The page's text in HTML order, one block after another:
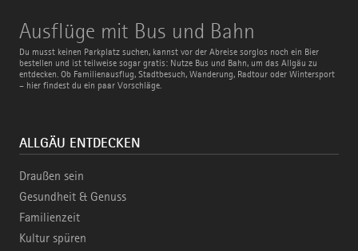
Ausflüge mit Bus und Bahn
Du musst keinen Parkplatz suchen, kannst vor der Abreise sorglos noch ein Bier
bestellen und ist teilweise sogar gratis: Nutze Bus und Bahn, um das Allgäu zu
entdecken. Ob Familienausflug, Stadtbesuch, Wanderung, Radtour oder Wintersport
– hier findest du ein paar Vorschläge.
Ausflüge
mit
Bus
und
Bahn
ALLGÄU ENTDECKEN
Draußen sein
Gesundheit & Genuss
Familienzeit
Kultur spüren